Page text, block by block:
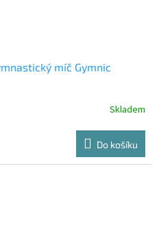
míč Gymnic
Skladem
Do košíku